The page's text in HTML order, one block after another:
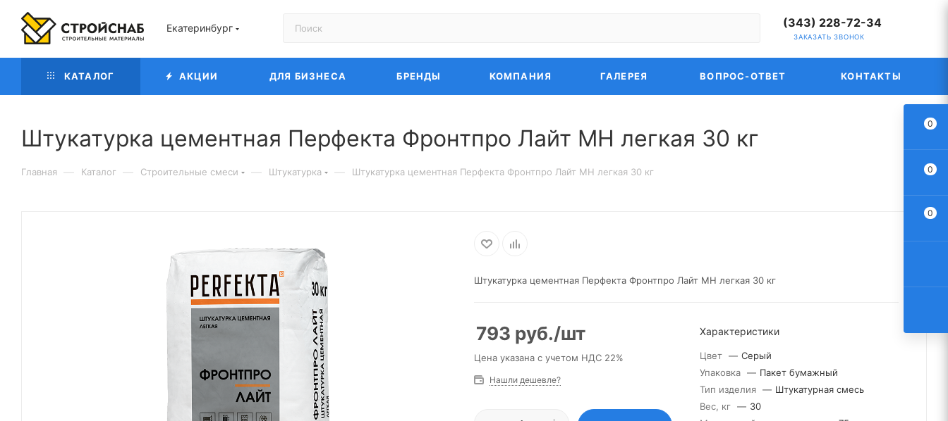
Екатеринбург (343) 228-72-34
ЗАКАЗАТЬ ЗВОНОК
КАТАЛОГ АКЦИИ ДЛЯ БИЗНЕСА БРЕНДЫ КОМПАНИЯ ГАЛЕРЕЯ ВОПРОС-ОТВЕТ КОНТАКТЫ
Штукатурка цементная Перфекта Фронтпро Лайт МН легкая 30 кг
Главная — Каталог — Строительные смеси — Штукатурка — Штукатурка цементная Перфекта Фронтпро Лайт МН легкая 30 кг
Штукатурка цементная Перфекта Фронтпро Лайт МН легкая 30 кг
793 руб./шт
Цена указана с учетом НДС 22%
Нашли дешевле?
Характеристики
Цвет — Серый
Упаковка — Пакет бумажный
Тип изделия — Штукатурная смесь
Вес, кг — 30
0
0
0